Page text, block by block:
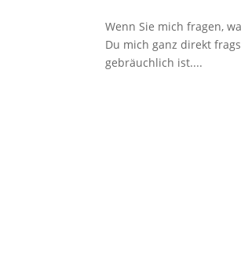
Wenn Sie mich fragen,
Du mich ganz direkt
gebräuchlich ist....